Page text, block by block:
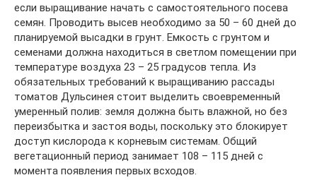
если выращивание начать с самостоятельного посева
семян. Проводить высев необходимо за 50 – 60 дней до
планируемой высадки в грунт. Емкость с грунтом и
семенами должна находиться в светлом помещении при
температуре воздуха 23 – 25 градусов тепла. Из
обязательных требований к выращиванию рассады
томатов Дульсинея стоит выделить своевременный
умеренный полив: земля должна быть влажной, но без
переизбытка и застоя воды, поскольку это блокирует
доступ кислорода к корневым системам. Общий
вегетационный период занимает 108 – 115 дней с
момента появления первых всходов.